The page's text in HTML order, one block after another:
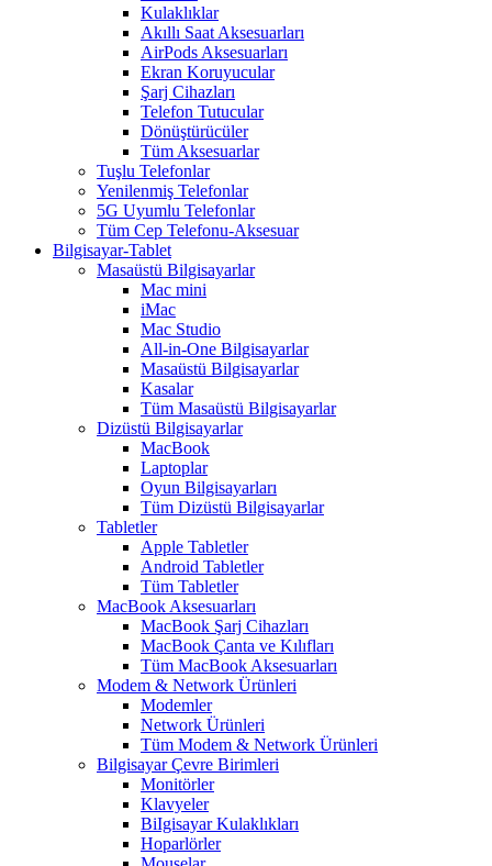
Kulaklıklar
Akıllı Saat Aksesuarları
AirPods Aksesuarları
Ekran Koruyucular
Şarj Cihazları
Telefon Tutucular
Dönüştürücüler
Tüm Aksesuarlar
Tuşlu Telefonlar
Yenilenmiş Telefonlar
5G Uyumlu Telefonlar
Tüm Cep Telefonu-Aksesuar
Bilgisayar-Tablet
Masaüstü Bilgisayarlar
Mac mini
iMac
Mac Studio
All-in-One Bilgisayarlar
Masaüstü Bilgisayarlar
Kasalar
Tüm Masaüstü Bilgisayarlar
Dizüstü Bilgisayarlar
MacBook
Laptoplar
Oyun Bilgisayarları
Tüm Dizüstü Bilgisayarlar
Tabletler
Apple Tabletler
Android Tabletler
Tüm Tabletler
MacBook Aksesuarları
MacBook Şarj Cihazları
MacBook Çanta ve Kılıfları
Tüm MacBook Aksesuarları
Modem & Network Ürünleri
Modemler
Network Ürünleri
Tüm Modem & Network Ürünleri
Bilgisayar Çevre Birimleri
Monitörler
Klavyeler
BiIgisayar Kulaklıkları
Hoparlörler